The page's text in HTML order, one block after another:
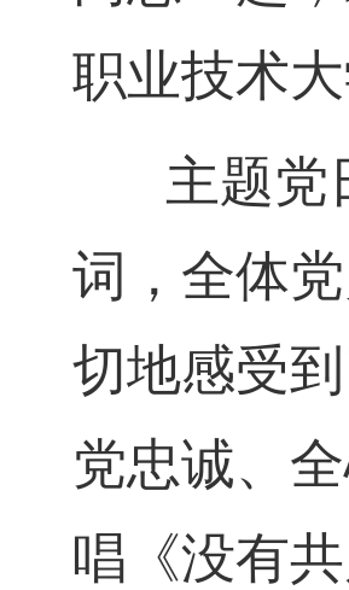
职业技术
主题党日
词，全体
切地感受
党忠诚、
唱《没有